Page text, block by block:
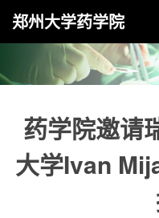
郑州大学药学院
药学院邀请
大学Ivan